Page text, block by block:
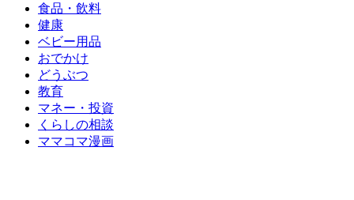
食品・飲料
健康
ベビー用品
おでかけ
どうぶつ
教育
マネー・投資
くらしの相談
ママコマ漫画